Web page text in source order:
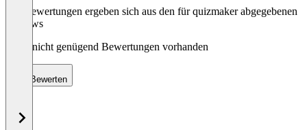
Die Bewertungen ergeben sich aus den für quizmaker abgegebenen
Reviews
Noch nicht genügend Bewertungen vorhanden
Bewerten